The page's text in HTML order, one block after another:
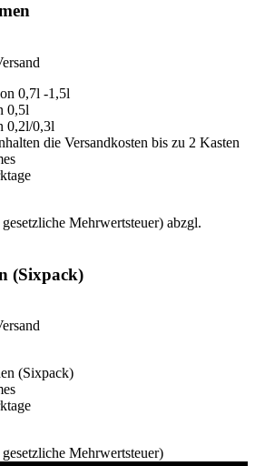
0,7l -1,5l
0,5l
0,2l/0,3l
die Versandkosten bis zu 2 Kasten
Mehrwertsteuer) abzgl.
(Sixpack)
(Sixpack)
Mehrwertsteuer)